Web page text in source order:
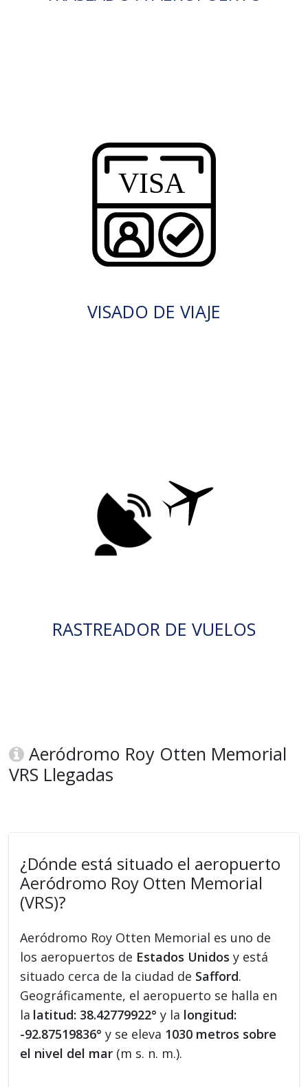
VISADO DE VIAJE
RASTREADOR DE VUELOS
Aeródromo Roy Otten Memorial
VRS Llegadas
¿Dónde está situado el aeropuerto
Aeródromo Roy Otten Memorial
(VRS)?
Aeródromo Roy Otten Memorial es uno de
los aeropuertos de Estados Unidos y está
situado cerca de la ciudad de Safford.
Geográficamente, el aeropuerto se halla en
la latitud: 38.42779922° y la longitud:
-92.87519836° y se eleva 1030 metros sobre
el nivel del mar (m s. n. m.).